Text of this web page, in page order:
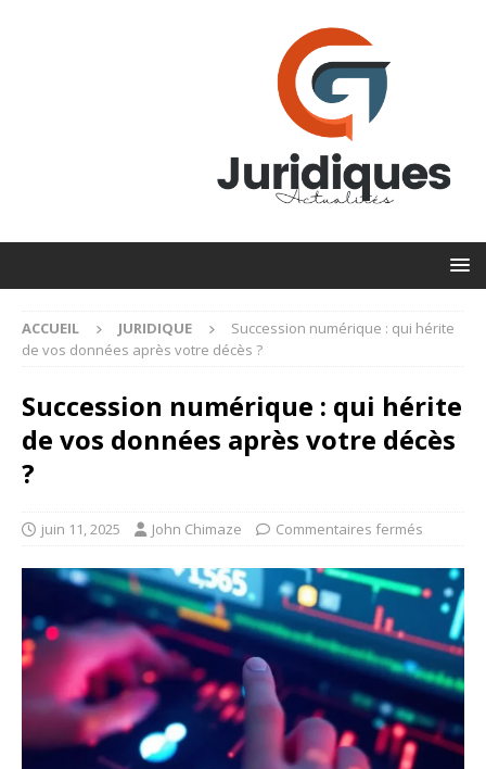
ACCUEIL JURIDIQUE
Succession numérique : qui hérite
de vos données après votre décès ?
Succession numérique : qui hérite
de vos données après votre décès
?
juin 11, 2025 John Chimaze Commentaires fermés